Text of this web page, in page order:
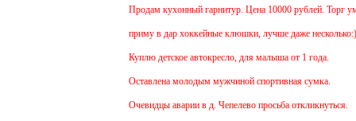
Продам кухонный гарнитур. Цена 10000 рублей. Торг
приму в дар хоккейные клюшки, лучше даже несколько:)
Куплю детское автокресло, для малыша от 1 года.
Оставлена молодым мужчиной спортивная сумка.
Очевидцы аварии в д. Чепелево просьба откликнуться.